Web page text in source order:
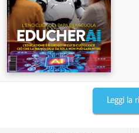
Leggi la